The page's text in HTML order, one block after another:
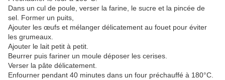
Dans un cul de poule, verser la farine, le sucre et la pincée de
sel. Former un puits,
Ajouter les œufs et mélanger délicatement au fouet pour éviter
les grumeaux.
Ajouter le lait petit à petit.
Beurrer puis fariner un moule déposer les cerises.
Verser la pâte délicatement.
Enfourner pendant 40 minutes dans un four préchauffé à 180°C.